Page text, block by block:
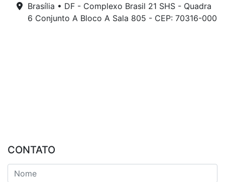
Brasília • DF - Complexo Brasil 21 SHS - Quadra
6 Conjunto A Bloco A Sala 805 - CEP: 70316-000
CONTATO